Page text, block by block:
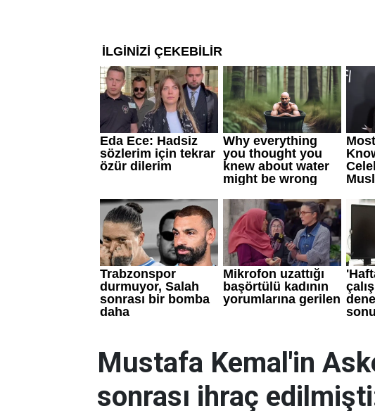
Mustafa Kemal'in
sonrası ihraç